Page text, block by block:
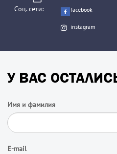
Соц. сети:
facebook
instagram
У ВАС
Имя и фамилия
E-mail